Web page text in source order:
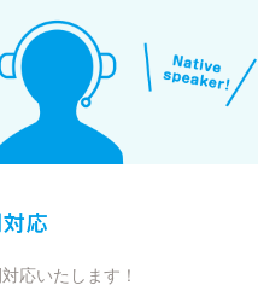
応いたします！